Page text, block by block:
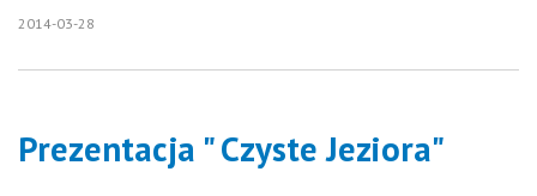
2014-03-28
Prezentacja " Czyste Jeziora"